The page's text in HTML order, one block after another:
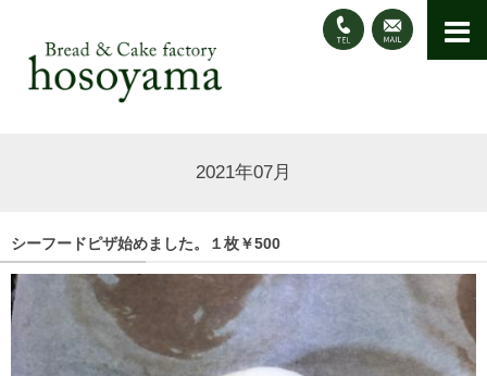
2021年07月
シーフードピザ始めました。１枚￥500